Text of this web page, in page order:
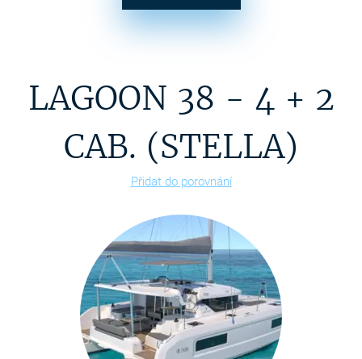
LAGOON 38 - 4 + 2
CAB. (STELLA)
Přidat do porovnání